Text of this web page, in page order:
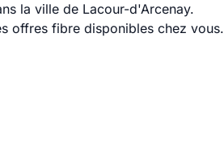
la ville de Lacour-d'Arcenay.
offres fibre disponibles chez vous.